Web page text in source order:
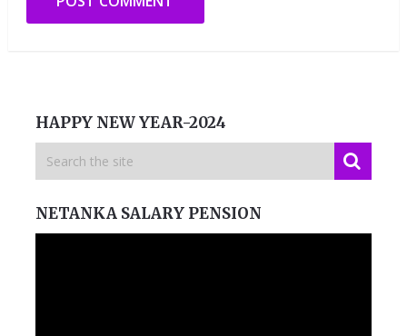
HAPPY NEW YEAR-2024
NETANKA SALARY PENSION